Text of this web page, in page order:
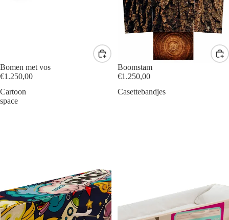
Bomen met vos
€1.250,00
Boomstam
€1.250,00
Cartoon
space
Casettebandjes